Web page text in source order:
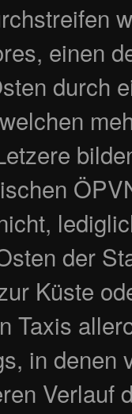
einen
durch
der
Küste
Taxis
in denen
Verlauf